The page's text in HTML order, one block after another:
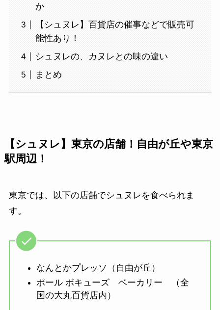
か
【シュヌレ】百貨店の催事などで販売可
能性あり！
シュヌレの、カヌレとの味の違い
まとめ
【シュヌレ】東京の店舗！自由が丘や東京
駅周辺！
東京では、以下の店舗でシュヌレを食べられま
す。
なんとかプレッソ（自由が丘）
ポール ボキューズ ベーカリー （全
国の大丸百貨店内）